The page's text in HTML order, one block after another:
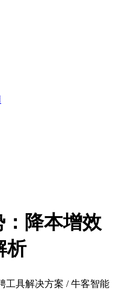
：降本增效
析
工具解决方案 / 牛客智能